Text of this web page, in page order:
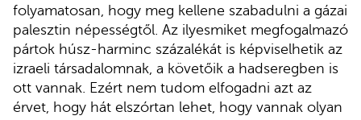
folyamatosan, hogy meg kellene szabadulni a gázai
palesztin népességtől. Az ilyesmiket megfogalmazó
pártok húsz-harminc százalékát is képviselhetik az
izraeli társadalomnak, a követőik a hadseregben is
ott vannak. Ezért nem tudom elfogadni azt az
érvet, hogy hát elszórtan lehet, hogy vannak olyan